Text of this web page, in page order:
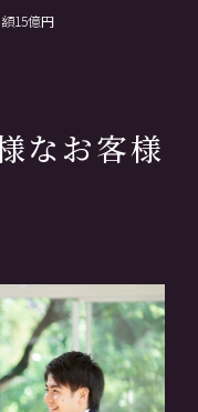
15億円
なお客様